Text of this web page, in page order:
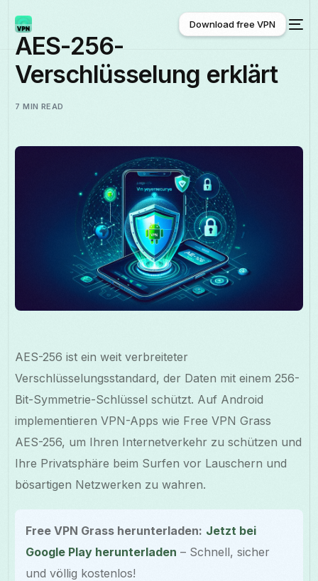
Deutsch
Download free VPN
Download free VPN
AES-256-
Verschlüsselung erklärt
7 MIN READ
AES-256 ist ein weit verbreiteter
Verschlüsselungsstandard, der Daten mit einem 256-
Bit-Symmetrie-Schlüssel schützt. Auf Android
implementieren VPN-Apps wie Free VPN Grass
AES-256, um Ihren Internetverkehr zu schützen und
Ihre Privatsphäre beim Surfen vor Lauschern und
bösartigen Netzwerken zu wahren.
Free VPN Grass herunterladen: Jetzt bei
Google Play herunterladen – Schnell, sicher
und völlig kostenlos!